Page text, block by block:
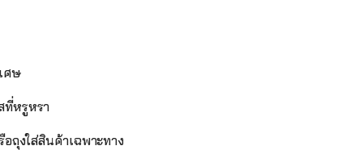
ศษ
ที่หรูหรา
ถุงใส่สินค้าเฉพาะทาง